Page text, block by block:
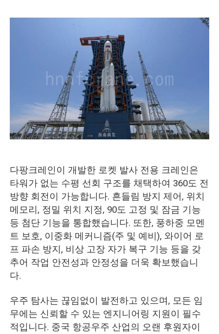
다팡크레인이 개발한 로켓 발사 전용 크레인은
타워가 없는 수평 선회 구조를 채택하여 360도 전
방향 회전이 가능합니다. 흔들림 방지 제어, 위치
메모리, 정밀 위치 지정, 90도 고정 및 잠금 기능
등 첨단 기능을 통합했습니다. 또한, 풍하중 모멘
트 보호, 이중화 메커니즘(주 및 예비), 와이어 로
프 파손 방지, 비상 고장 자가 복구 기능 등을 갖
추어 작업 안전성과 안정성을 더욱 확보했습니
다.
우주 탐사는 끊임없이 발전하고 있으며, 모든 임
무에는 신뢰할 수 있는 엔지니어링 지원이 필수
적입니다. 중국 항공우주 산업의 오랜 후원자이